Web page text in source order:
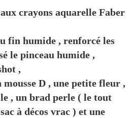
crayons aquarelle Faber
fin humide , renforcé les
le pinceau humide ,
,
D , une petite fleur ,
, un brad perle ( le tout
à décos vrac ) et une